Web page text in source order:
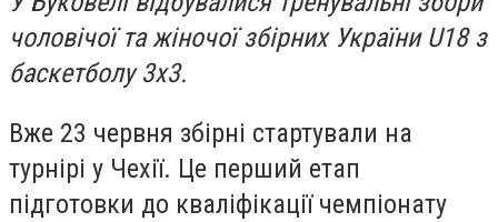
чоловічої та жіночої збірних України U18 з
баскетболу 3х3.
Вже 23 червня збірні стартували на
турнірі у Чехії. Це перший етап
підготовки до кваліфікації чемпіонату